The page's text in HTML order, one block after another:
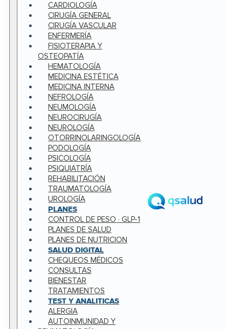
CARDIOLOGÍA
CIRUGÍA GENERAL
CIRUGÍA VASCULAR
ENFERMERÍA
FISIOTERAPIA Y
OSTEOPATÍA
HEMATOLOGÍA
MEDICINA ESTÉTICA
MEDICINA INTERNA
NEFROLOGÍA
NEUMOLOGÍA
NEUROCIRUGÍA
NEUROLOGÍA
OTORRINOLARINGOLOGÍA
PODOLOGÍA
PSICOLOGÍA
PSIQUIATRÍA
REHABILITACIÓN
TRAUMATOLOGÍA
UROLOGÍA
PLANES
CONTROL DE PESO · GLP-1
PLANES DE SALUD
PLANES DE NUTRICION
SALUD DIGITAL
CHEQUEOS MÉDICOS
CONSULTAS
BIENESTAR
TRATAMIENTOS
TEST Y ANALITICAS
ALERGIA
AUTOINMUNIDAD Y